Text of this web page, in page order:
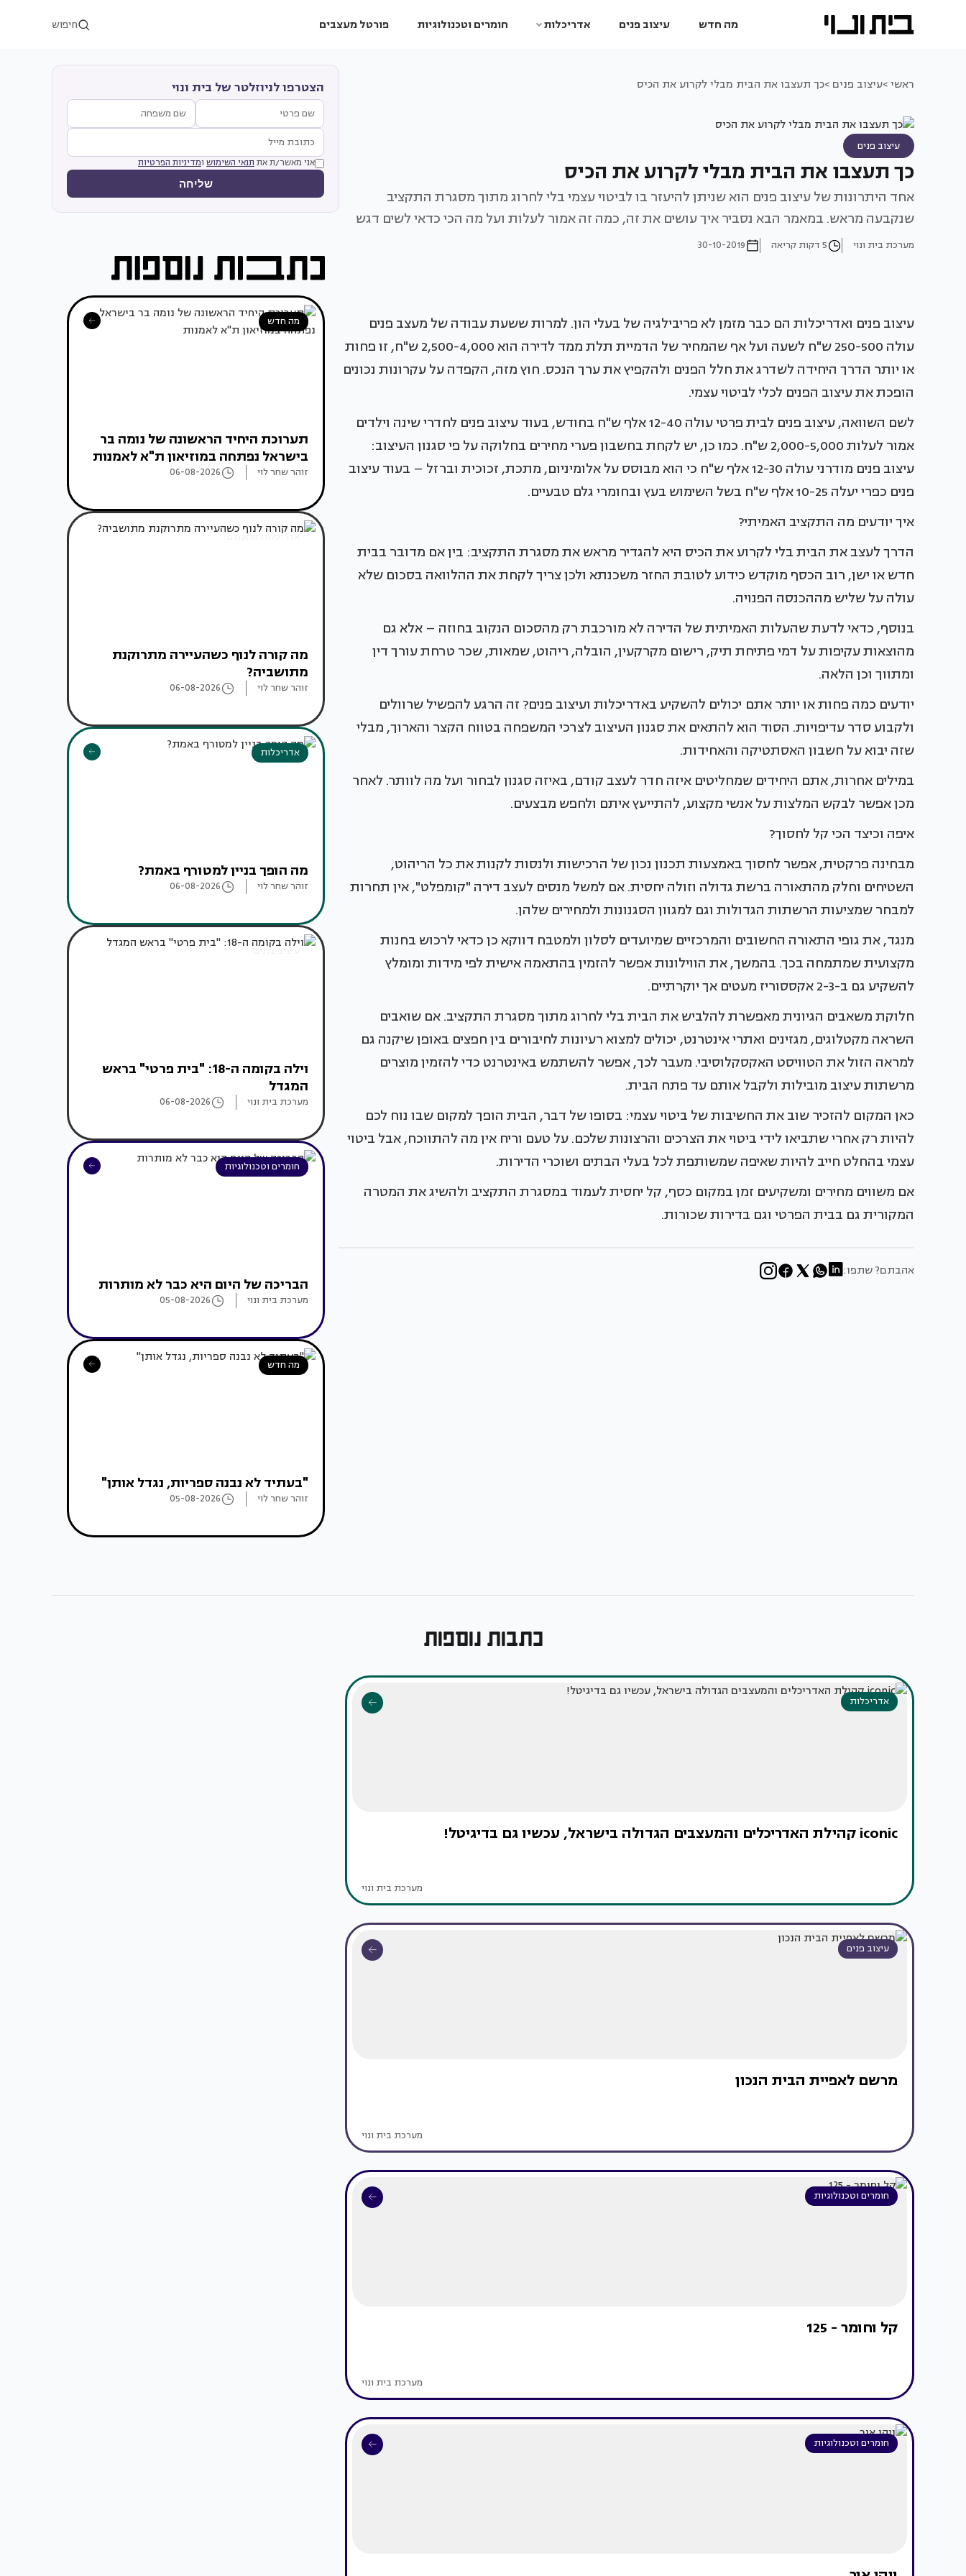
מה חדש עיצוב פנים אדריכלות חומרים וטכנולוגיות פורטל מעצבים חיפוש
ראשי >עיצוב פנים >כך תעצבו את הבית מבלי לקרוע את הכיס
עיצוב פנים
כך תעצבו את הבית מבלי לקרוע את הכיס
אחד היתרונות של עיצוב פנים הוא שניתן להיעזר בו לביטוי עצמי בלי לחרוג מתוך מסגרת התקציב
שנקבעה מראש. במאמר הבא נסביר איך עושים את זה, כמה זה אמור לעלות ועל מה הכי כדאי לשים דגש
מערכת בית ונוי 5 דקות קריאה 30-10-2019
עיצוב פנים ואדריכלות הם כבר מזמן לא פריבילגיה של בעלי הון. למרות ששעת עבודה של מעצב פנים
עולה 250-500 ש"ח לשעה ועל אף שהמחיר של הדמיית תלת ממד לדירה הוא 2,500-4,000 ש"ח, זו פחות
או יותר הדרך היחידה לשדרג את חלל הפנים ולהקפיץ את ערך הנכס. חוץ מזה, הקפדה על עקרונות נכונים
הופכת את עיצוב הפנים לכלי לביטוי עצמי.
לשם השוואה, עיצוב פנים לבית פרטי עולה 12-40 אלף ש"ח בחודש, בעוד עיצוב פנים לחדרי שינה וילדים
אמור לעלות 2,000-5,000 ש"ח. כמו כן, יש לקחת בחשבון פערי מחירים בחלוקה על פי סגנון העיצוב:
עיצוב פנים מודרני עולה 12-30 אלף ש"ח כי הוא מבוסס על אלומיניום, מתכת, זכוכית וברזל – בעוד עיצוב
פנים כפרי יעלה 10-25 אלף ש"ח בשל השימוש בעץ ובחומרי גלם טבעיים.
איך יודעים מה התקציב האמיתי?
הדרך לעצב את הבית בלי לקרוע את הכיס היא להגדיר מראש את מסגרת התקציב: בין אם מדובר בבית
חדש או ישן, רוב הכסף מוקדש כידוע לטובת החזר משכנתא ולכן צריך לקחת את ההלוואה בסכום שלא
עולה על שליש מההכנסה הפנויה.
בנוסף, כדאי לדעת שהעלות האמיתית של הדירה לא מורכבת רק מהסכום הנקוב בחוזה – אלא גם
מהוצאות עקיפות על דמי פתיחת תיק, רישום מקרקעין, הובלה, ריהוט, שמאות, שכר טרחת עורך דין
ומתווך וכן הלאה.
יודעים כמה פחות או יותר אתם יכולים להשקיע באדריכלות ועיצוב פנים? זה הרגע להפשיל שרוולים
ולקבוע סדר עדיפויות. הסוד הוא להתאים את סגנון העיצוב לצרכי המשפחה בטווח הקצר והארוך, מבלי
שזה יבוא על חשבון האסתטיקה והאחידות.
במילים אחרות, אתם היחידים שמחליטים איזה חדר לעצב קודם, באיזה סגנון לבחור ועל מה לוותר. לאחר
מכן אפשר לבקש המלצות על אנשי מקצוע, להתייעץ איתם ולחפש מבצעים.
איפה וכיצד הכי קל לחסוך?
מבחינה פרקטית, אפשר לחסוך באמצעות תכנון נכון של הרכישות ולנסות לקנות את כל הריהוט,
השטיחים וחלק מהתאורה ברשת גדולה וזולה יחסית. אם למשל מנסים לעצב דירה "קומפלט", אין תחרות
למבחר שמציעות הרשתות הגדולות וגם למגוון הסגנונות ולמחירים שלהן.
מנגד, את גופי התאורה החשובים והמרכזיים שמיועדים לסלון ולמטבח דווקא כן כדאי לרכוש בחנות
מקצועית שמתמחה בכך. בהמשך, את הווילונות אפשר להזמין בהתאמה אישית לפי מידות ומומלץ
להשקיע גם ב-2-3 אקססוריז מעטים אך יוקרתיים.
חלוקת משאבים הגיונית מאפשרת להלביש את הבית בלי לחרוג מתוך מסגרת התקציב. אם שואבים
השראה מקטלוגים, מגזינים ואתרי אינטרנט, יכולים למצוא רעיונות לחיבורים בין חפצים באופן שיקנה גם
למראה הזול את הטוויסט האקסקלוסיבי. מעבר לכך, אפשר להשתמש באינטרנט כדי להזמין מוצרים
מרשתות עיצוב מובילות ולקבל אותם עד פתח הבית.
כאן המקום להזכיר שוב את החשיבות של ביטוי עצמי: בסופו של דבר, הבית הופך למקום שבו נוח לכם
להיות רק אחרי שתביאו לידי ביטוי את הצרכים והרצונות שלכם. על טעם וריח אין מה להתווכח, אבל ביטוי
עצמי בהחלט חייב להיות שאיפה שמשותפת לכל בעלי הבתים ושוכרי הדירות.
אם משווים מחירים ומשקיעים זמן במקום כסף, קל יחסית לעמוד במסגרת התקציב ולהשיג את המטרה
המקורית גם בבית הפרטי וגם בדירות שכורות.
אהבתם? שתפו:
הצטרפו לניוזלטר של בית ונוי
אני מאשר/ת את תנאי השימוש ומדיניות הפרטיות
שליחה
מה חדש
תערוכת היחיד הראשונה של נומה בר
בישראל נפתחה במוזיאון ת"א לאמנות
זוהר שחר לוי 06-08-2026
אדריכלות מהעולם
מה קורה לנוף כשהעיירה מתרוקנת
מתושביה?
זוהר שחר לוי 06-08-2026
אדריכלות
מה הופך בניין למטורף באמת?
זוהר שחר לוי 06-08-2026
עיצוב בתים
וילה בקומה ה-18: "בית פרטי" בראש
המגדל
מערכת בית ונוי 06-08-2026
חומרים וטכנולוגיות
הבריכה של היום היא כבר לא מותרות
מערכת בית ונוי 05-08-2026
מה חדש
"בעתיד לא נבנה ספריות, נגדל אותן"
זוהר שחר לוי 05-08-2026
כתבות נוספות
אדריכלות
iconic קהילת האדריכלים והמעצבים הגדולה בישראל, עכשיו גם בדיגיטל!
מערכת בית ונוי
עיצוב פנים
מרשם לאפיית הבית הנכון
מערכת בית ונוי
חומרים וטכנולוגיות
קל וחומר - 125
מערכת בית ונוי
חומרים וטכנולוגיות